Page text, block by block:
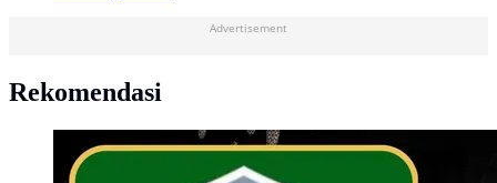
Advertisement
Rekomendasi